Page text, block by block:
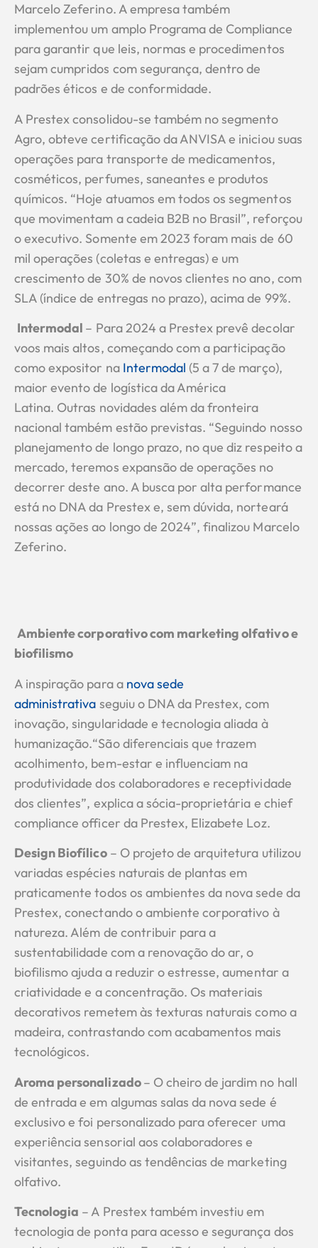
Marcelo Zeferino. A empresa também
implementou um amplo Programa de Compliance
para garantir que leis, normas e procedimentos
sejam cumpridos com segurança, dentro de
padrões éticos e de conformidade.
A Prestex consolidou-se também no segmento
Agro, obteve certificação da ANVISA e iniciou suas
operações para transporte de medicamentos,
cosméticos, perfumes, saneantes e produtos
químicos. “Hoje atuamos em todos os segmentos
que movimentam a cadeia B2B no Brasil”, reforçou
o executivo. Somente em 2023 foram mais de 60
mil operações (coletas e entregas) e um
crescimento de 30% de novos clientes no ano, com
SLA (índice de entregas no prazo), acima de 99%.
Intermodal – Para 2024 a Prestex prevê decolar
voos mais altos, começando com a participação
como expositor na Intermodal (5 a 7 de março),
maior evento de logística da América
Latina. Outras novidades além da fronteira
nacional também estão previstas. “Seguindo nosso
planejamento de longo prazo, no que diz respeito a
mercado, teremos expansão de operações no
decorrer deste ano. A busca por alta performance
está no DNA da Prestex e, sem dúvida, norteará
nossas ações ao longo de 2024”, finalizou Marcelo
Zeferino.
Ambiente corporativo com marketing olfativo e
biofilismo
A inspiração para a nova sede
administrativa seguiu o DNA da Prestex, com
inovação, singularidade e tecnologia aliada à
humanização.“São diferenciais que trazem
acolhimento, bem-estar e influenciam na
produtividade dos colaboradores e receptividade
dos clientes”, explica a sócia-proprietária e chief
compliance officer da Prestex, Elizabete Loz.
Design Biofílico– O projeto de arquitetura utilizou
variadas espécies naturais de plantas em
praticamente todos os ambientes da nova sede da
Prestex, conectando o ambiente corporativo à
natureza. Além de contribuir para a
sustentabilidade com a renovação do ar, o
biofilismo ajuda a reduzir o estresse, aumentar a
criatividade e a concentração. Os materiais
decorativos remetem às texturas naturais como a
madeira, contrastando com acabamentos mais
tecnológicos.
Aroma personalizado– O cheiro de jardim no hall
de entrada e em algumas salas da nova sede é
exclusivo e foi personalizado para oferecer uma
experiência sensorial aos colaboradores e
visitantes, seguindo as tendências de marketing
olfativo.
Tecnologia – A Prestex também investiu em
tecnologia de ponta para acesso e segurança dos